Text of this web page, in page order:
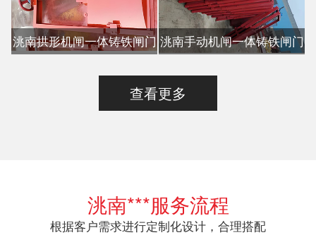
洮南拱形机闸一体铸铁闸门 洮南手动机闸一体铸铁闸门
查看更多
洮南***服务流程
根据客户需求进行定制化设计，合理搭配